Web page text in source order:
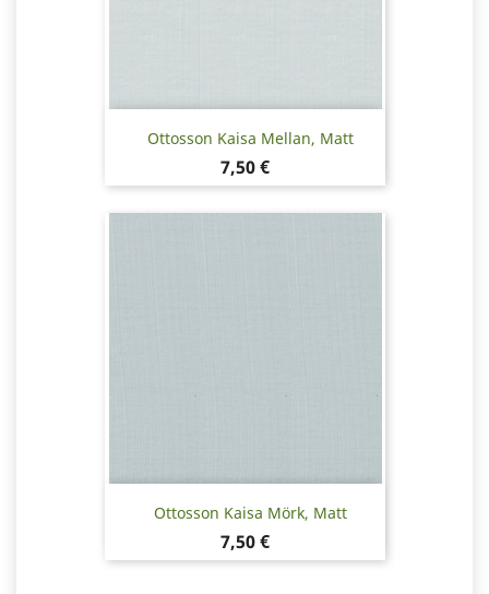
Ottosson Kaisa Mellan, Matt
Pris
7,50 €
Ottosson Kaisa Mörk, Matt
Pris
7,50 €